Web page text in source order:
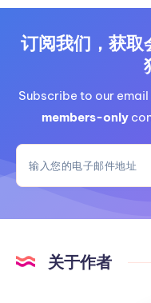
订阅我们，获取
Subscribe to our
members-only
关于作者